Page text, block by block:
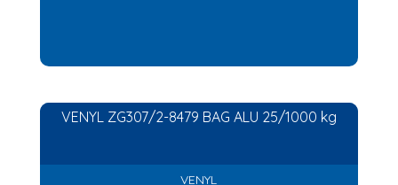
VENYL ZG307/2-8479 BAG ALU 25/1000 kg
VENYL